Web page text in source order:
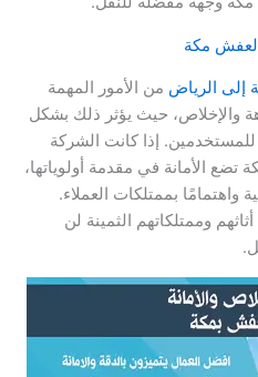
مكة
إلى الرياض من الأمور المهمة
والإخلاص، حيث يؤثر ذلك بشكل
إذا كانت الشركة
تضع الأمانة في مقدمة أولوياتها،
بممتلكات العملاء.
وممتلكاتهم الثمينة لن